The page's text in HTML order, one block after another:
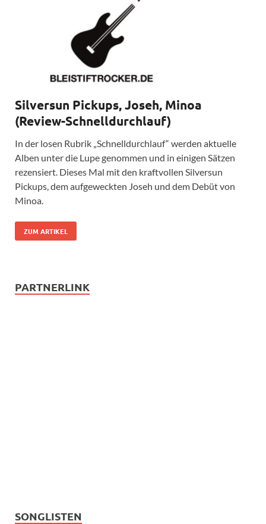
Silversun Pickups, Joseh, Minoa
(Review-Schnelldurchlauf)
In der losen Rubrik „Schnelldurchlauf“ werden aktuelle
Alben unter die Lupe genommen und in einigen Sätzen
rezensiert. Dieses Mal mit den kraftvollen Silversun
Pickups, dem aufgeweckten Joseh und dem Debüt von
Minoa.
ZUM ARTIKEL
PARTNERLINK
SONGLISTEN